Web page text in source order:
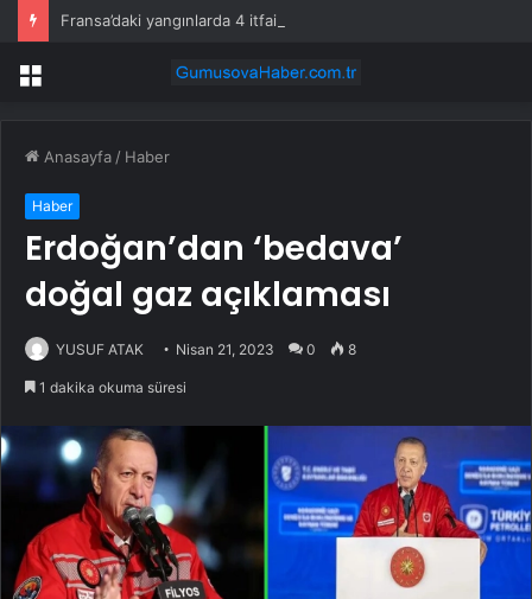
Fransa’daki yangınlarda 4 itfaiye eri hayatını kaybetti
Menü
Anasayfa / Haber
Haber
Erdoğan’dan ‘bedava’
doğal gaz açıklaması
YUSUF ATAK Nisan 21, 2023 0 8
1 dakika okuma süresi